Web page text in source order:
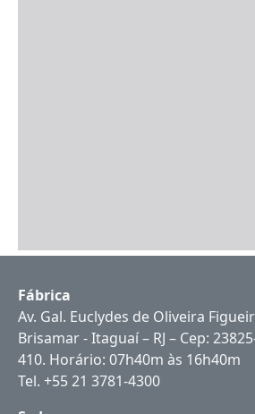
Fábrica
Av. Gal. Euclydes de Oliveira
Brisamar - Itaguaí – RJ – Cep:
410. Horário: 07h40m às 16h40m
Tel. +55 21 3781-4300